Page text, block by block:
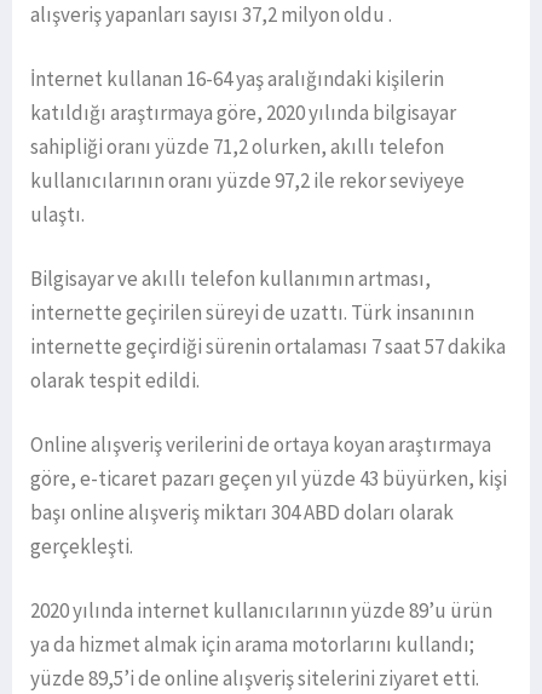
alışveriş yapanları sayısı 37,2 milyon oldu .
İnternet kullanan 16-64 yaş aralığındaki kişilerin
katıldığı araştırmaya göre, 2020 yılında bilgisayar
sahipliği oranı yüzde 71,2 olurken, akıllı telefon
kullanıcılarının oranı yüzde 97,2 ile rekor seviyeye
ulaştı.
Bilgisayar ve akıllı telefon kullanımın artması,
internette geçirilen süreyi de uzattı. Türk insanının
internette geçirdiği sürenin ortalaması 7 saat 57 dakika
olarak tespit edildi.
Online alışveriş verilerini de ortaya koyan araştırmaya
göre, e-ticaret pazarı geçen yıl yüzde 43 büyürken, kişi
başı online alışveriş miktarı 304 ABD doları olarak
gerçekleşti.
2020 yılında internet kullanıcılarının yüzde 89’u ürün
ya da hizmet almak için arama motorlarını kullandı;
yüzde 89,5’i de online alışveriş sitelerini ziyaret etti.